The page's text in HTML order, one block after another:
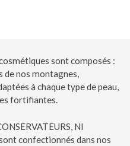
sont composés :
de nos montagnes,
à chaque type de peau,
fortifiantes.
NI
confectionnés dans nos